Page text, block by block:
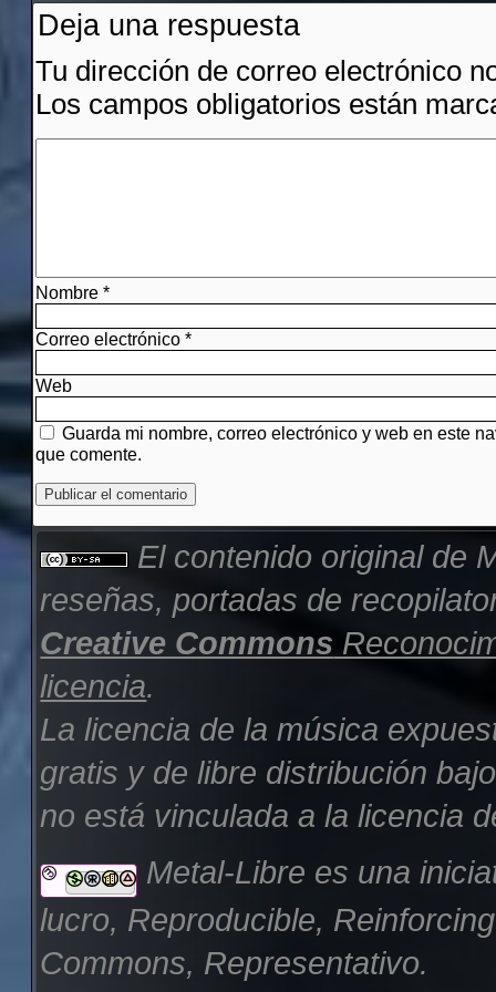
Deja una respuesta
Tu dirección de correo electrónico
Los campos obligatorios están
Nombre*
Correo electrónico*
Web
Guarda mi nombre, correo electrónico y web en este
que comente.
El contenido original de
reseñas, portadas de
Creative Commons
licencia.
La licencia de la música
gratis y de libre distribución
no está vinculada a la licencia
Metal-Libre es una
lucro, Reproducible,
Commons, Representativo.